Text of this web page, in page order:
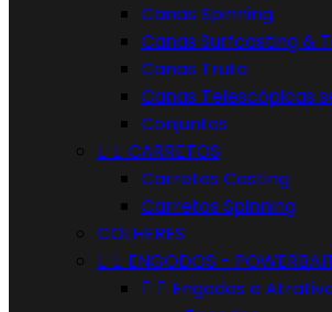
Canas Spinning
Canas Surfcasting &
Canas Truta
Canas Telescópicas
Conjuntos
  CARRETOS
Carretos Casting
Carretos Spinning
COLHERES
  ENGODOS -
  Engodos e